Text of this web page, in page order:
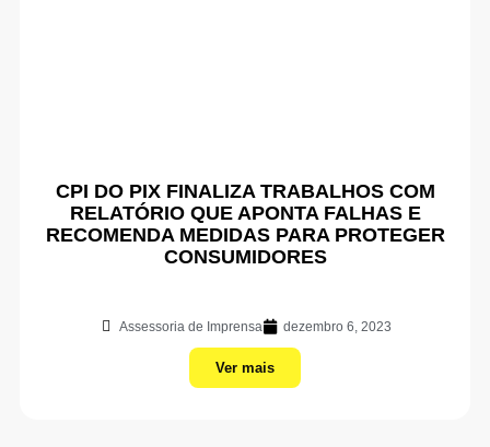
CPI DO PIX FINALIZA TRABALHOS COM
RELATÓRIO QUE APONTA FALHAS E
RECOMENDA MEDIDAS PARA PROTEGER
CONSUMIDORES
Assessoria de Imprensa dezembro 6, 2023
Ver mais